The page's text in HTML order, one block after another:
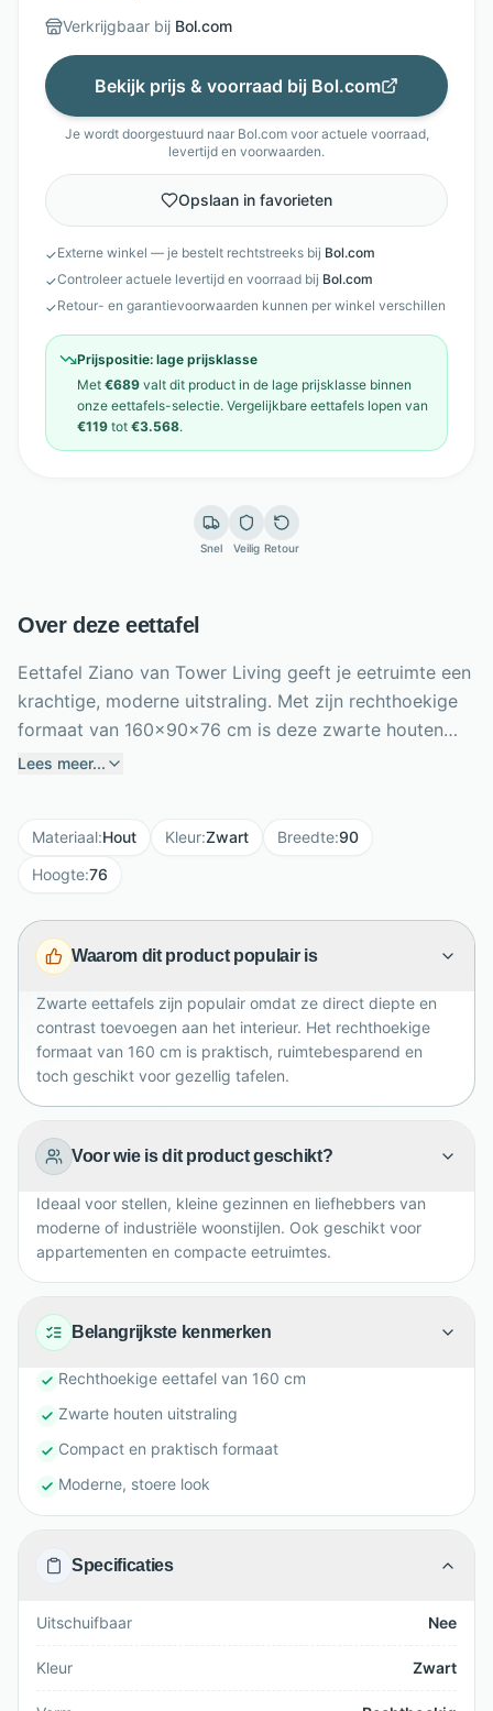
Verkrijgbaar bij Bol.com
Bekijk prijs & voorraad bij Bol.com
Je wordt doorgestuurd naar Bol.comvoor actuele voorraad,
levertijd en voorwaarden.
Opslaan in favorieten
✓Externe winkel — je bestelt rechtstreeks bij Bol.com
✓Controleer actuele levertijd en voorraad bij Bol.com
✓Retour- en garantievoorwaarden kunnen per winkel verschillen
Prijspositie: lage prijsklasse
Met €689 valt dit product in de lage prijsklasse binnen
onze eettafels-selectie. Vergelijkbare eettafels lopen van
€119 tot €3.568.
Snel Veilig Retour
Over deze eettafel
Eettafel Ziano van Tower Living geeft je eetruimte een
krachtige, moderne uitstraling. Met zijn rechthoekige
formaat van 160x90x76 cm is deze zwarte houten
eettafel perfect voor dagelijks tafelen, werken aan
zich mooi combineren met lichte stoelen, warme
houttinten en industriële accessoires. Dankzij het
goed in kleinere eetkamers of woonkeukens. Een
sfeervolle keuze voor wie houdt van strak design,
karakter en balans in huis.
Lees meer...
Materiaal:Hout Kleur:Zwart Breedte:90
Hoogte:76
Waarom dit product populair is
Zwarte eettafels zijn populair omdat ze direct diepte en
contrast toevoegen aan het interieur. Het rechthoekige
formaat van 160 cm is praktisch, ruimtebesparend en
toch geschikt voor gezellig tafelen.
Voor wie is dit product geschikt?
Ideaal voor stellen, kleine gezinnen en liefhebbers van
moderne of industriële woonstijlen. Ook geschikt voor
appartementen en compacte eetruimtes.
Belangrijkste kenmerken
Rechthoekige eettafel van 160 cm
Zwarte houten uitstraling
Compact en praktisch formaat
Moderne, stoere look
Specificaties
Uitschuifbaar Nee
Kleur Zwart